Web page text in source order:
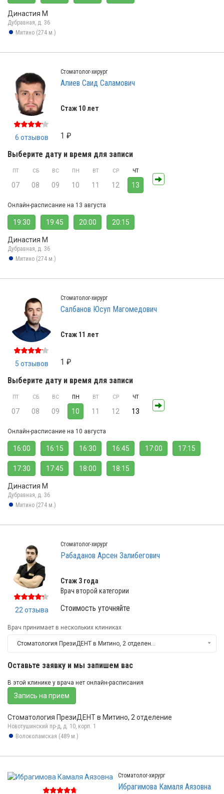
Династия М
Дубравная, д. 36
Митино (274 м.)
6 отзывов
Стоматолог-хирург
Алиев Саид Саламович
Стаж 10 лет
1 ₽
Выберите дату и время для записи
ПТ
07
СБ
08
ВС
09
ПН
10
ВТ
11
СР
12
ЧТ
13
Онлайн-расписание на 13 августа
19:30 19:45 20:00 20:15
Династия М
Дубравная, д. 36
Митино (274 м.)
5 отзывов
Стоматолог-хирург
Салбанов Юсуп Магомедович
Стаж 11 лет
1 ₽
Выберите дату и время для записи
ПТ
07
СБ
08
ВС
09
ПН
10
ВТ
11
СР
12
ЧТ
13
Онлайн-расписание на 10 августа
16:00 16:15 16:30 16:45 17:00 17:15
17:30 17:45 18:00 18:15
Династия М
Дубравная, д. 36
Митино (274 м.)
22 отзыва
Стоматолог-хирург
Рабаданов Арсен Залибегович
Стаж 3 года
Врач второй категории
Стоимость уточняйте
Врач принимает в нескольких клиниках
Стоматология ПрезиДЕНТ в Митино, 2 отделение
Оставьте заявку и мы запишем вас
В этой клинике у врача нет онлайн-расписания
Запись на прием
Стоматология ПрезиДЕНТ в Митино, 2 отделение
Новотушинский пр-д, д. 10, корп. 1
Волоколамская (489 м.)
Стоматолог-хирург
Ибрагимова Камаля Аязовна